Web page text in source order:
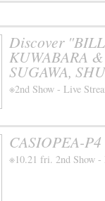
Discover
KUWABARA
SUGAWA,
※2nd Show - Live
CASIOPEA-
※10.21 fri. 2nd Show -